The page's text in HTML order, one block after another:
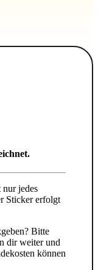
jedes
Sticker erfolgt
Bitte
dir weiter und
können